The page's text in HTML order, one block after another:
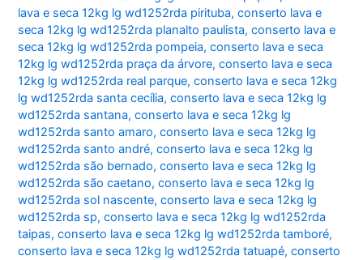
lava e seca 12kg lg wd1252rda pirituba,conserto lava e
seca 12kg lg wd1252rda planalto paulista,conserto lava e
seca 12kg lg wd1252rda pompeia,conserto lava e seca
12kg lg wd1252rda praça da árvore,conserto lava e seca
12kg lg wd1252rda real parque,conserto lava e seca 12kg
lg wd1252rda santa cecília,conserto lava e seca 12kg lg
wd1252rda santana,conserto lava e seca 12kg lg
wd1252rda santo amaro,conserto lava e seca 12kg lg
wd1252rda santo andré,conserto lava e seca 12kg lg
wd1252rda são bernado,conserto lava e seca 12kg lg
wd1252rda são caetano,conserto lava e seca 12kg lg
wd1252rda sol nascente,conserto lava e seca 12kg lg
wd1252rda sp,conserto lava e seca 12kg lg wd1252rda
taipas,conserto lava e seca 12kg lg wd1252rda tamboré,
conserto lava e seca 12kg lg wd1252rda tatuapé,conserto